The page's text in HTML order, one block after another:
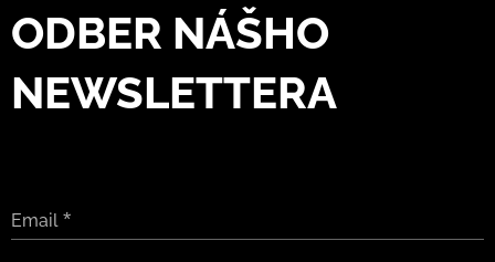
ODBER NÁŠHO
NEWSLETTERA
Email